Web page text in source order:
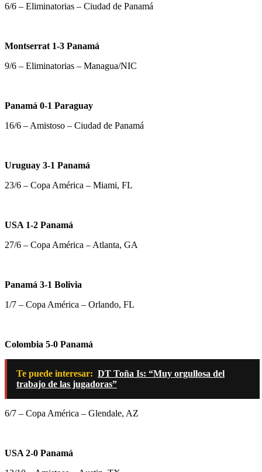
6/6 – Eliminatorias – Ciudad de Panamá
Montserrat 1-3 Panamá
9/6 – Eliminatorias – Managua/NIC
Panamá 0-1 Paraguay
16/6 – Amistoso – Ciudad de Panamá
Uruguay 3-1 Panamá
23/6 – Copa América – Miami, FL
USA 1-2 Panamá
27/6 – Copa América – Atlanta, GA
Panamá 3-1 Bolivia
1/7 – Copa América – Orlando, FL
Colombia 5-0 Panamá
Te puede interesar: DT Toña Is: “Muy orgullosa del
trabajo de las jugadoras”
6/7 – Copa América – Glendale, AZ
USA 2-0 Panamá